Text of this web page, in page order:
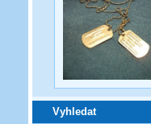
Vyhledat